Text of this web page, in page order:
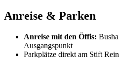
Anreise & Parken
Anreise mit den Öffis:
Ausgangspunkt
Parkplätze direkt am Stift Rein